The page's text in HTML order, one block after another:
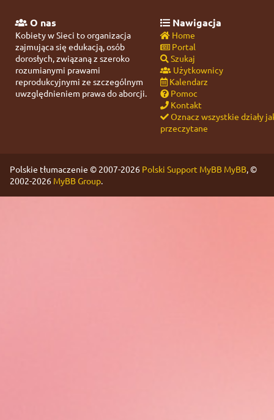
O nas
Kobiety w Sieci to organizacja
zajmująca się edukacją, osób
dorosłych, związaną z szeroko
rozumianymi prawami
reprodukcyjnymi ze szczególnym
uwzględnieniem prawa do aborcji.
Nawigacja
Home
Portal
Szukaj
Użytkownicy
Kalendarz
Pomoc
Kontakt
Oznacz wszystkie działy
przeczytane
Polskie tłumaczenie © 2007-2026 Polski Support MyBB MyBB, ©
2002-2026 MyBB Group.